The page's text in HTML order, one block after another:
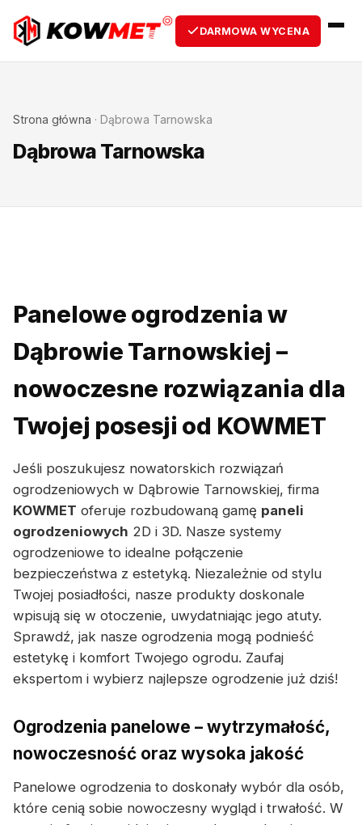
DARMOWA WYCENA
Strona główna · Dąbrowa Tarnowska
Dąbrowa Tarnowska
Panelowe ogrodzenia w
Dąbrowie Tarnowskiej –
nowoczesne rozwiązania dla
Twojej posesji od KOWMET
Jeśli poszukujesz nowatorskich rozwiązań
ogrodzeniowych w Dąbrowie Tarnowskiej, firma
KOWMET oferuje rozbudowaną gamę paneli
ogrodzeniowych 2D i 3D. Nasze systemy
ogrodzeniowe to idealne połączenie
bezpieczeństwa z estetyką. Niezależnie od stylu
Twojej posiadłości, nasze produkty doskonale
wpisują się w otoczenie, uwydatniając jego atuty.
Sprawdź, jak nasze ogrodzenia mogą podnieść
estetykę i komfort Twojego ogrodu. Zaufaj
ekspertom i wybierz najlepsze ogrodzenie już dziś!
Ogrodzenia panelowe – wytrzymałość,
nowoczesność oraz wysoka jakość
Panelowe ogrodzenia to doskonały wybór dla osób,
które cenią sobie nowoczesny wygląd i trwałość. W